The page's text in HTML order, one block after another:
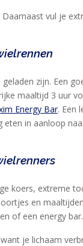
vul je
zijn. Een
maaltijd 3 uur
Energy Bar. Een
in aanloop
koers, extreme
en
of een energy bar.
je lichaam